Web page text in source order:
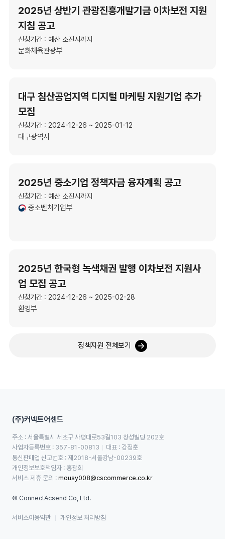
2025년 상반기 관광진흥개발기금 이차보전 지원
지침 공고
신청기간 : 예산 소진시까지
문화체육관광부
대구 침산공업지역 디지털 마케팅 지원기업 추가
모집
신청기간 : 2024-12-26 ~ 2025-01-12
대구광역시
2025년 중소기업 정책자금 융자계획 공고
신청기간 : 예산 소진시까지
중소벤처기업부
2025년 한국형 녹색채권 발행 이차보전 지원사
업 모집 공고
신청기간 : 2024-12-26 ~ 2025-02-28
환경부
정책지원 전체보기
(주)커넥트어센드
주소 : 서울특별시 서초구 사평대로53길103 창성빌딩 202호
사업자등록번호 : 357-81-00813
대표 : 강정훈
통신판매업 신고번호 : 제2018-서울강남-00239호
개인정보보호책임자 : 홍광희
서비스 제휴 문의 : mousy008@cscommerce.co.kr
© ConnectAcsend Co, Ltd.
서비스이용약관 개인정보 처리방침